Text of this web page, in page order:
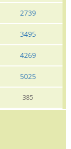
2739
3495
4269
5025
385